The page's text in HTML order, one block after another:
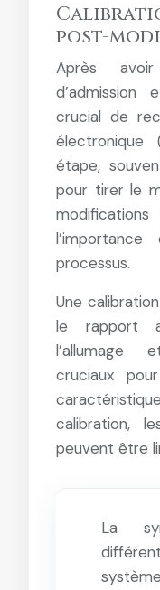
post-
Après
d’admission
crucial de
électronique
étape,
pour tirer le
modifications
processus.
Une
le rapport
l’allumage
cruciaux
calibration,
peuvent être
La